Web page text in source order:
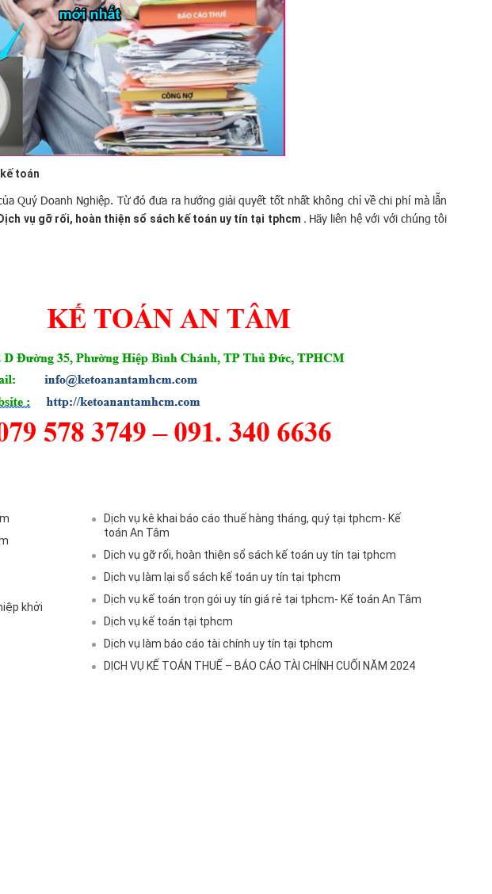
toán
Quý Doanh Nghiệp. Từ đó đưa ra hướng giải quyết tốt nhất không chỉ về chi phí mà lẫn
Dịch vụ gỡ rối, hoàn thiện sổ sách kế toán uy tín tại tphcm . Hãy liên hệ với với chúng tôi
Dịch vụ kê khai báo cáo thuế hàng tháng, quý tại tphcm- Kế
toán An Tâm
Dịch vụ gỡ rối, hoàn thiện sổ sách kế toán uy tín tại tphcm
Dịch vụ làm lại sổ sách kế toán uy tín tại tphcm
Dịch vụ kế toán trọn gói uy tín giá rẻ tại tphcm- Kế toán An Tâm
khởi
Dịch vụ kế toán tại tphcm
Dịch vụ làm báo cáo tài chính uy tín tại tphcm
DỊCH VỤ KẾ TOÁN THUẾ – BÁO CÁO TÀI CHÍNH CUỐI NĂM 2024